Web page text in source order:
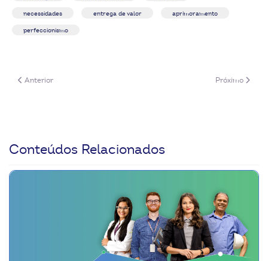
necessidades entrega de valor aprimoramento
perfeccionismo
Artigo anterior: Superapps: o que são e por que as cooperativas
Anterior Próximo
Próximo
Conteúdos Relacionados